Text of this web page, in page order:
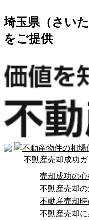
埼玉県（さい
をご提供
不動産売却成功ガ
売却成功の心
不動産売却
不動産売却
不動産売却